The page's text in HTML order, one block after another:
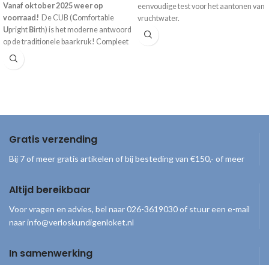
Vanaf oktober 2025 weer op
voorraad! De CUB (Comfortable
Upright Birth) is het moderne antwoord
op de traditionele baarkruk! Compleet
geleverd inclusief draagtas, handpomp
en gebruiksaanwijzing.
eenvoudige test voor het aantonen van
vruchtwater.
Gratis verzending
Bij 7 of meer gratis artikelen of bij besteding van €150,- of meer
Altijd bereikbaar
Voor vragen en advies, bel naar 026-3619030 of stuur een e-mail
naar info@verloskundigenloket.nl
In samenwerking